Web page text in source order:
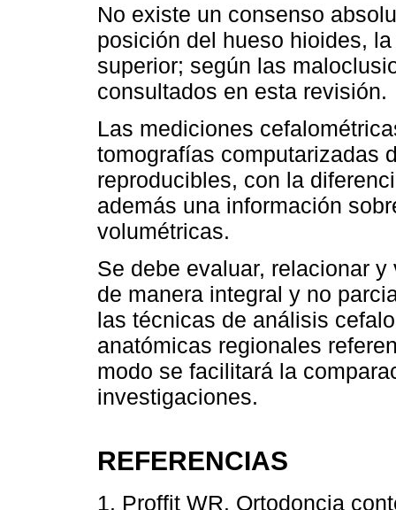
No existe un consenso
posición del hueso hioides,
superior; según las
consultados en esta revisión.
Las mediciones
tomografías computarizadas
reproducibles, con la
además una información
volumétricas.
Se debe evaluar, relacionar
de manera integral y no
las técnicas de análisis
anatómicas regionales
modo se facilitará la
investigaciones.
REFERENCIAS
1. Proffit WR. Ortodoncia